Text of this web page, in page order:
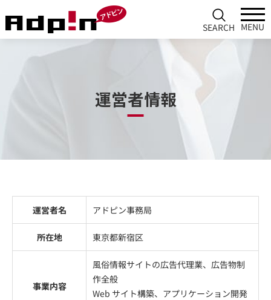
SEARCH
運営者情報
運営者名 アドピン事務局
所在地 東京都新宿区
事業内容
風俗情報サイトの広告代理業、広告物制
作全般
Web サイト構築、アプリケーション開発